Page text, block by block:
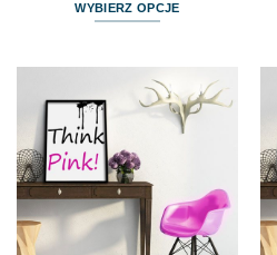
WYBIERZ OPCJE
wiele
wariantów.
Opcje
można
wybrać
na
stronie